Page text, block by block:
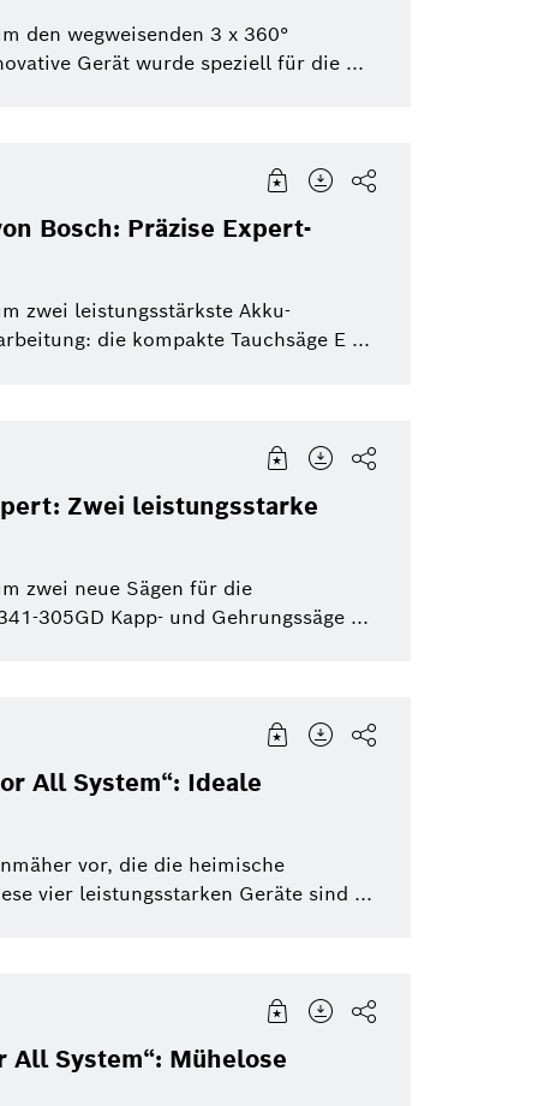
den wegweisenden 3 x 360°
Gerät wurde speziell für die ...
Bosch: Präzise Expert-
zwei leistungsstärkste Akku-
die kompakte Tauchsäge E ...
Zwei leistungsstarke
zwei neue Sägen für die
305GD Kapp- und Gehrungssäge ...
All System“: Ideale
vor, die die heimische
vier leistungsstarken Geräte sind ...
All System“: Mühelose